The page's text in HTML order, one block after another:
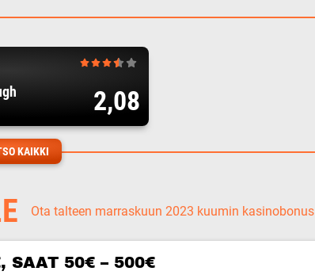
2,08
KAIKKI
Ota talteen marraskuun 2023 kuumin kasinobonus
SAAT 50€ – 500€